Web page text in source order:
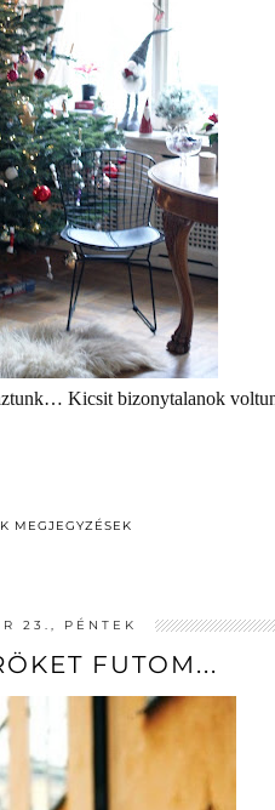
Kicsit bizonytalanok
MEGJEGYZÉSEK
23., PÉNTEK
FUTOM...